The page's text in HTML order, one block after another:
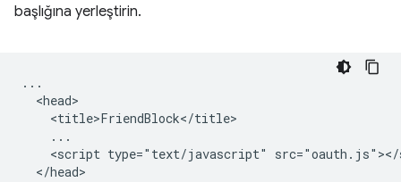
başlığına yerleştirin.
...
  <head>
    <title>FriendBlock</title>
    ...
<script type="text/javascript"
  </head>